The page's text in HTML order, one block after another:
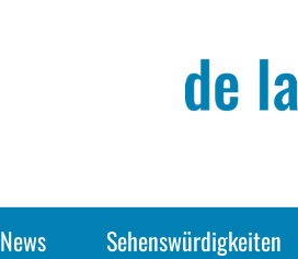
News Sehenswürdigkeiten